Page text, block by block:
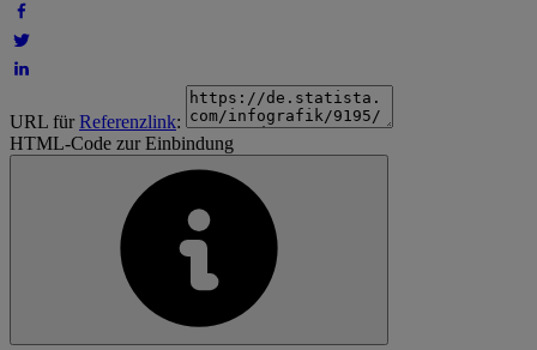
URL fürReferenzlink:
HTML-Code zur Einbindung